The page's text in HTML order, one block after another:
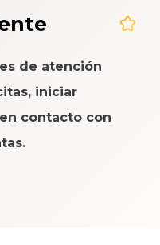
de atención
iniciar
contacto con